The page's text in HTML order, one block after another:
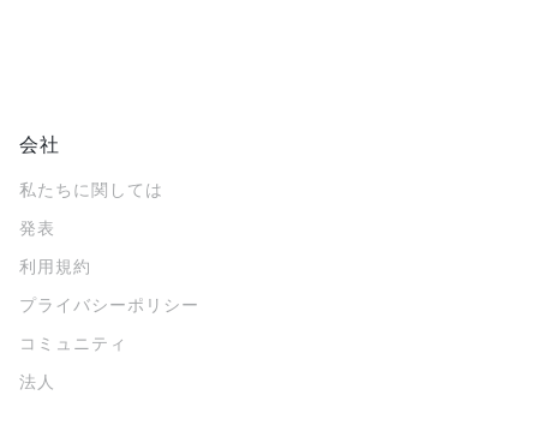
会社
私たちに関しては
発表
利用規約
プライバシーポリシー
コミュニティ
法人